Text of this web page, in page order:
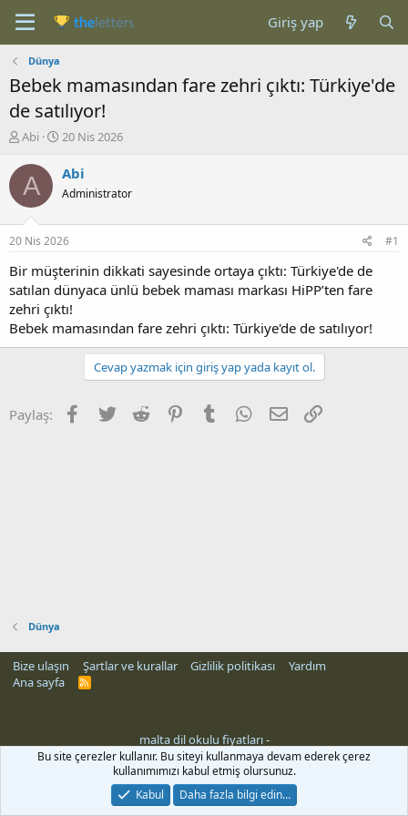
Giriş yap
Dünya
Bebek mamasından fare zehri çıktı: Türkiye'de
de satılıyor!
K
n
b
u
u
b
a
ş
l
a
t
a
Abi
B
ş
a
g
ı
ç
t
a
r
i
h
20 Nis 2026
A Abi
Administrator
20 Nis 2026 #1
Bir müşterinin dikkati sayesinde ortaya çıktı: Türkiye'de de
satılan dünyaca ünlü bebek maması markası HiPP’ten fare
zehri çıktı!
Bebek mamasından fare zehri çıktı: Türkiye'de de satılıyor!
Cevap yazmak için giriş yap yada kayıt ol.
Paylaş: Facebook
Twitter Reddit PinterestTumblr WhatsApp
E-posta
Dünya
Bize ulaşın Şartlar ve kurallar Gizlilik politikası
Yardım
Ana sayfa
R
malta dil okulu fiyatları-
Bu site çerezler kullanır. Bu siteyi kullanmaya devam ederek çerez
kullanımımızı kabul etmiş olursunuz.
Kabul
Daha fazla bilgi edin…